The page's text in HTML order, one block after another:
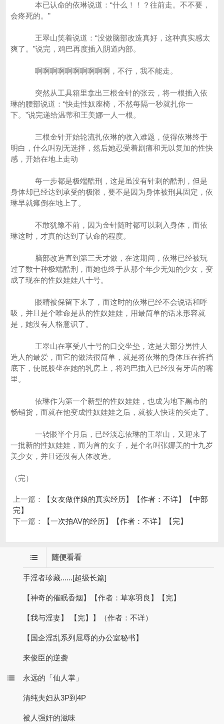
本已认命的依琳说道：“什么！！？往前走。不不要，
会疼死的。”
王翠山笑着说道：“没做脑部改造真好，这种真实感太
爽了。”说完，鸡巴再度插入阴道内部。
啊啊啊啊啊啊啊啊啊啊，不行，我不能走。
突然从工具箱里拿出三根金针的张云，将一根插入依
琳的腰部说道：“快走性奴座椅，不然每隔一秒就扎你一
下。”说完递给温蒂和王美娜一人一根。
三根金针开始轮流扎依琳的收入难题，使得依琳终于
明白，什么叫别无选择，然后她忍受着剧痛和无以复加的性快
感，开始在地上走动
每一步都是极端酷刑，这是虽没有针刺的酷刑，但是
身体却已经达到承受的极限，要不是因为身体被刑具固定，依
琳早就瘫倒在地上了。
不敢犹豫不前，因为金针随时都可以刺入身体，而依
琳这时，才真的达到了认命的程度。
脑部改造直到第三天才做，在这期间，依琳已经被玩
过了数十种极端酷刑，而她也终于从那个年少无知的少女，变
成了现在的性奴娃娃八十号。
眼睛被保留下来了，而这时的依琳已经不会说话和呼
吸，并且是个唯命是从的性奴娃娃，用最简单的话来形容就
是，她没有人格意识了。
王翠山在享受八十号的口交坐垫，这是大部分男性人
造人的最爱，而它的做法很简单，就是将依琳的身体压在裤裆
底下，使屁股坐在她的乳房上，将鸡巴插入已经没有牙齿的嘴
里。
依琳作为第一个新型的性奴娃娃，也成为地下黑市的
畅销货，而就在他变成性奴娃娃之后，就被人快速的买走了。
一转眼半个月后，已经淡忘依琳的王翠山，又迎来了
一批新的性奴娃娃，而为首的女子，是个名叫张娜美的十九岁
美少女，并且还没有人体改造。
（完）
上一篇：
【女友做伴娘的真实经历】【作者：不详】【中部
完】
下一篇：
【一次拍AV的经历】【作者：不详】【完】
随便看看
手淫者珍藏......[超级长篇]
【神奇的催眠香烟】【作者：草寒羽良】【完】
【我与淫妻】 【完】】（作者：不详）
【国企淫乱系列屈辱的办公室秘书】
来俊臣的逆袭
永远的「仙人掌」
清纯夫妇从3P到4P
被人强奸的滋味